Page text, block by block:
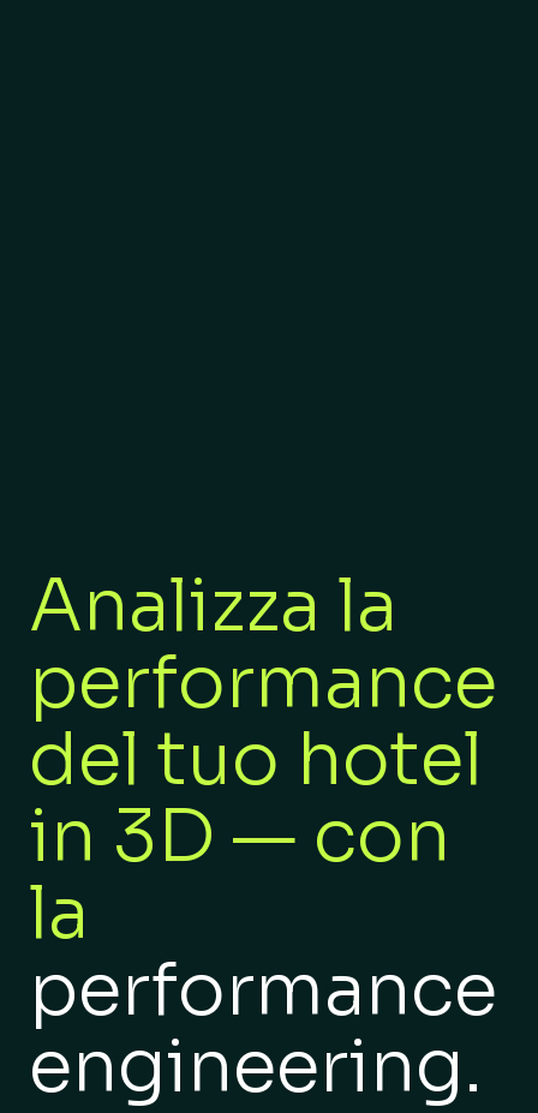
Analizza la
performance
del tuo hotel
in 3D — con
la
performance
engineering.